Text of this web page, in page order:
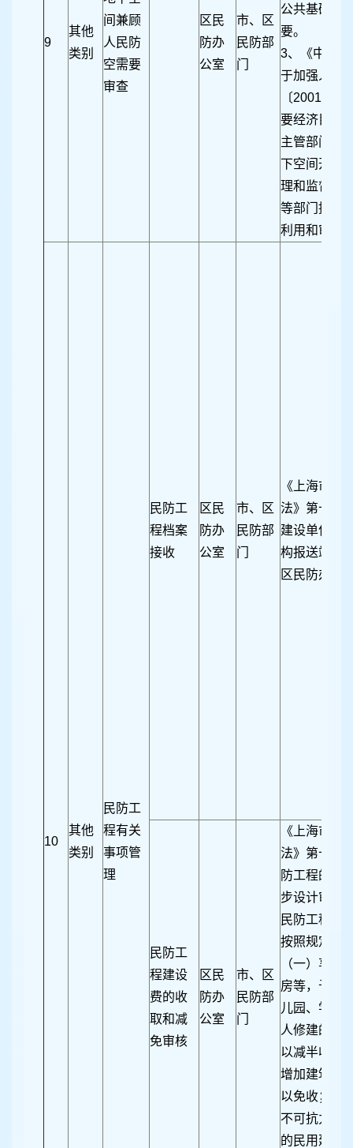
9
其他
类别
间兼顾
人民防
空需要
审查
区民
防办
公室
市、区
民防部
门
公共基础设
要。
3、《中共
于加强人民
〔2001〕9
要经济目标
主管部门负
下空间开发
理和监督检
等部门搞好
利用和审批
10
其他
类别
民防工
程有关
事项管
理
民防工
程档案
接收
区民
防办
公室
市、区
民防部
门
《上海市民
法》第十五
建设单位在
构报送竣工
区民防办报
民防工
程建设
费的收
取和减
免审核
区民
防办
公室
市、区
民防部
门
《上海市民
法》第十一
防工程的，
步设计审核
民防工程建
按照规定可
（一）享受
房等，予以
儿园、学校
人修建的生
以减半收取
增加建筑面
以免收；（
不可抗力造
的民用建筑